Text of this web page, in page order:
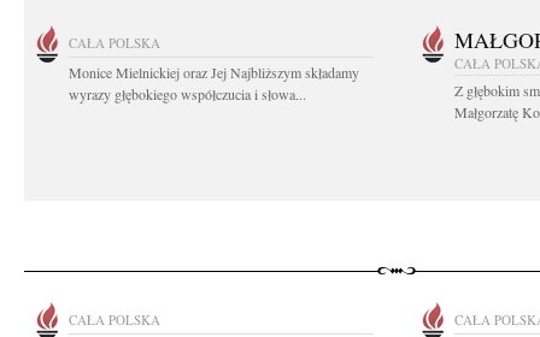
CAŁA POLSKA
Monice Mielnickiej oraz Jej Najbliższym składamy
wyrazy głębokiego współczucia i słowa...
CAŁA
Z głębokim
Małgorzatę
CAŁA POLSKA CAŁA